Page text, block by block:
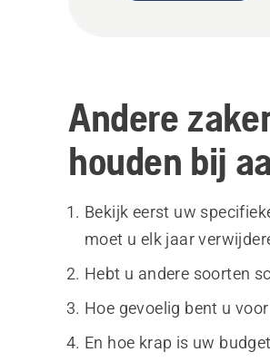
Andere
houden bij
Bekijk eerst uw
moet u elk jaar
Hebt u andere soorten
Hoe gevoelig bent u
En hoe krap is uw